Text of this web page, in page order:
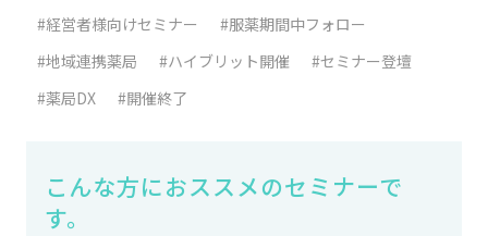
#経営者様向けセミナー
#服薬期間中フォロー
#地域連携薬局
#ハイブリット開催
#セミナー登壇
#薬局DX
#開催終了
こんな方におススメのセミナーで
す。